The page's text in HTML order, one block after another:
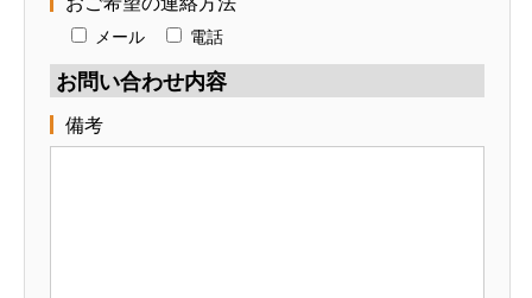
メール 電話
お問い合わせ内容
備考